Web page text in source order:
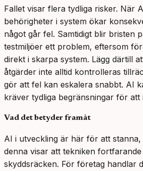
Fallet visar flera tydliga risker. När
behörigheter i system ökar
något går fel. Samtidigt blir bristen
testmiljöer ett problem, eftersom
direkt i skarpa system. Lägg därtill
åtgärder inte alltid kontrolleras
gör att fel kan eskalera snabbt. AI
kräver tydliga begränsningar för att
Vad det betyder framåt
AI i utveckling är här för att
denna visar att tekniken
skyddsräcken. För företag handlar